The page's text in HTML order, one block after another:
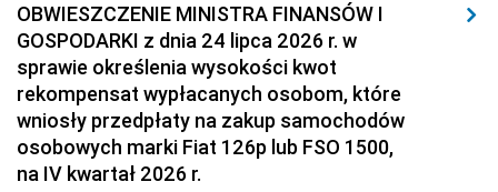
OBWIESZCZENIE MINISTRA FINANSÓW I
GOSPODARKI z dnia 24 lipca 2026 r. w
sprawie określenia wysokości kwot
rekompensat wypłacanych osobom, które
wniosły przedpłaty na zakup samochodów
osobowych marki Fiat 126p lub FSO 1500,
na IV kwartał 2026 r.